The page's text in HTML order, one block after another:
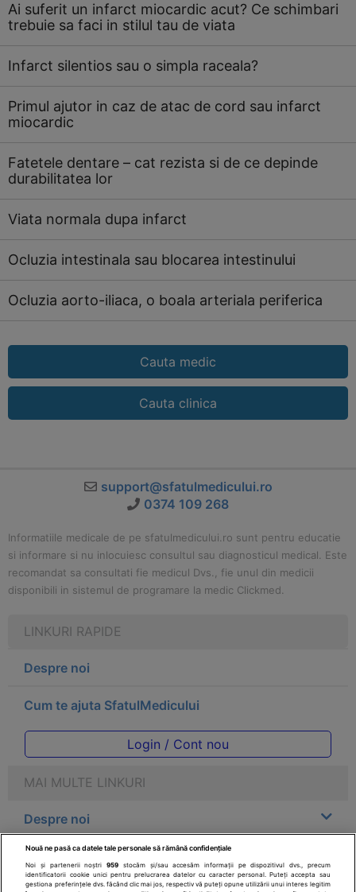
Ai suferit un infarct miocardic acut? Ce schimbari
trebuie sa faci in stilul tau de viata
Infarct silentios sau o simpla raceala?
Primul ajutor in caz de atac de cord sau infarct
miocardic
Fatetele dentare – cat rezista si de ce depinde
durabilitatea lor
Viata normala dupa infarct
Ocluzia intestinala sau blocarea intestinului
Ocluzia aorto-iliaca, o boala arteriala periferica
Cauta medic
Cauta clinica
support@sfatulmedicului.ro
0374 109 268
Informatiile medicale de pe sfatulmedicului.ro sunt pentru educatie
si informare si nu inlocuiesc consultul sau diagnosticul medical. Este
recomandat sa consultati fie medicul Dvs., fie unul din medicii
disponibili in sistemul de programare la medic Clickmed.
LINKURI RAPIDE
Despre noi
Cum te ajuta SfatulMedicului
Login / Cont nou
MAI MULTE LINKURI
Despre noi
Legal
Nouă ne pasă ca datele tale personale să rămână confidențiale
Noi și partenerii noștri959 stocăm și/sau accesăm informații pe dispozitivul dvs., precum
identificatorii cookie unici pentru prelucrarea datelor cu caracter personal. Puteți accepta sau
gestiona preferințele dvs. făcând clic mai jos, respectiv vă puteți opune utilizării unui interes legitim